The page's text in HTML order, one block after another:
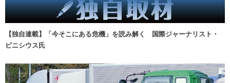
【独自連載】「今そこにある危機」を読み解く 国際ジャーナリスト・
ビニシウス氏